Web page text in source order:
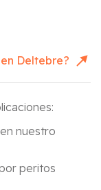
Deltebre?
nuestro
peritos